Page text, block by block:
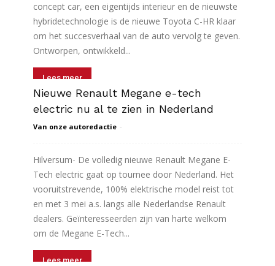
concept car, een eigentijds interieur en de nieuwste
hybridetechnologie is de nieuwe Toyota C-HR klaar
om het succesverhaal van de auto vervolg te geven.
Ontworpen, ontwikkeld...
Lees meer
Nieuwe Renault Megane e-tech
electric nu al te zien in Nederland
Van onze autoredactie -
Hilversum- De volledig nieuwe Renault Megane E-
Tech electric gaat op tournee door Nederland. Het
vooruitstrevende, 100% elektrische model reist tot
en met 3 mei a.s. langs alle Nederlandse Renault
dealers. Geïnteresseerden zijn van harte welkom
om de Megane E-Tech...
Lees meer